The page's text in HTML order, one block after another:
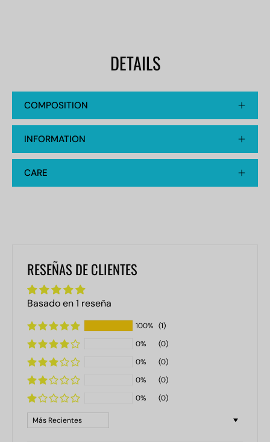
DETAILS
COMPOSITION
INFORMATION
CARE
RESEÑAS DE CLIENTES
Basado en 1 reseña
100% (1)
0%
(0)
0%
(0)
0%
(0)
0%
(0)
Sort by